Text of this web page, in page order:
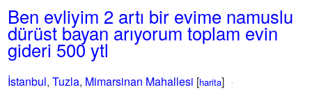
Ben evliyim 2 artı bir evime namuslu
dürüst bayan arıyorum toplam evin
gideri 500 ytl
İstanbul,Tuzla, Mimarsinan Mahallesi [harita]